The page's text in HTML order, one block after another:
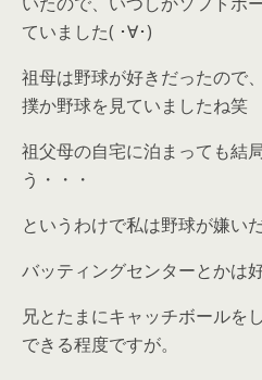
ていました( ･∀･)
祖母は野球が好きだったので
撲か野球を見ていましたね笑
祖父母の自宅に泊まっても結
う・・・
というわけで私は野球が嫌い
バッティングセンターとかは
兄とたまにキャッチボールを
できる程度ですが。